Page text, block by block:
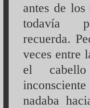
antes de
todavía
recuerda.
veces entre
el
nadaba